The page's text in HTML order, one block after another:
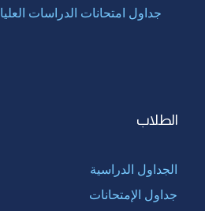
جداول امتحانات الدراسات العليا
الطلاب
الجداول الدراسية
جداول الإمتحانات